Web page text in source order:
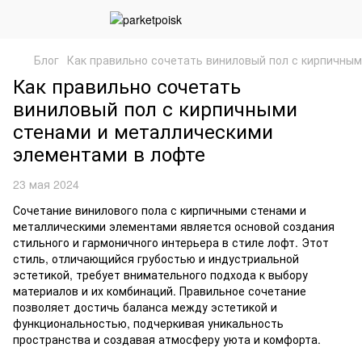
Блог Как правильно сочетать виниловый пол с
Как правильно сочетать
виниловый пол с кирпичными
стенами и металлическими
элементами в лофте
23 мая 2024
Сочетание винилового пола с кирпичными стенами и
металлическими элементами является основой создания
стильного и гармоничного интерьера в стиле лофт. Этот
стиль, отличающийся грубостью и индустриальной
эстетикой, требует внимательного подхода к выбору
материалов и их комбинаций. Правильное сочетание
позволяет достичь баланса между эстетикой и
функциональностью, подчеркивая уникальность
пространства и создавая атмосферу уюта и комфорта.